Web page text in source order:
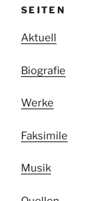
SEITEN
Aktuell
Biografie
Werke
Faksimile
Musik